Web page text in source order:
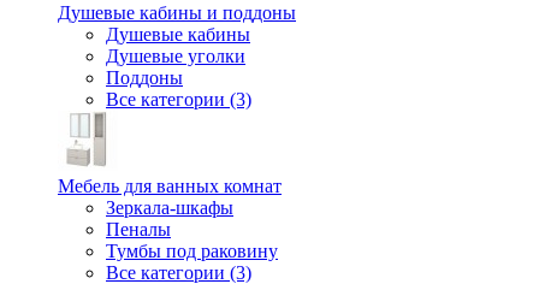
Душевые кабины и поддоны
Душевые кабины
Душевые уголки
Поддоны
Все категории (3)
Мебель для ванных комнат
Зеркала-шкафы
Пеналы
Тумбы под раковину
Все категории (3)